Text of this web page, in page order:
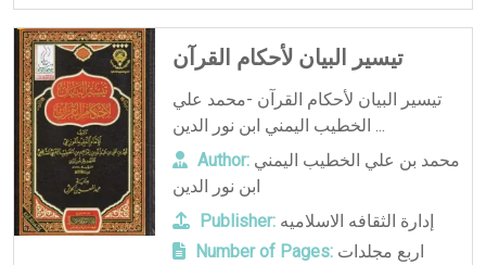
تيسير البيان لأحكام القرآن
تيسير البيان لأحكام القرآن -محمد علي
الخطيب اليمني ابن نور الدين ...
Author: محمد بن علي الخطيب اليمني
ابن نور الدين
Publisher: إدارة الثقافه الاسلاميه
Number of Pages: اربع مجلدات